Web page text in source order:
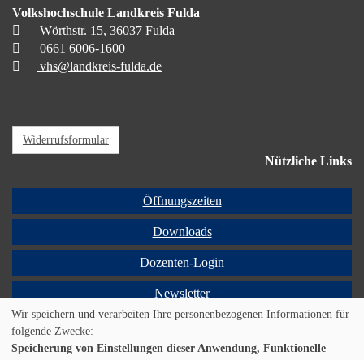
Volkshochschule Landkreis Fulda
Wörthstr. 15, 36037 Fulda
0661 6006-1600
vhs@landkreis-fulda.de
Widerrufsformular
Nützliche Links
Öffnungszeiten
Downloads
Dozenten-Login
Newsletter
Programmheft
Cookie Einstellungen
Wir speichern und verarbeiten Ihre personenbezogenen Informationen für
folgende Zwecke:
Speicherung von Einstellungen dieser Anwendung, Funktionelle